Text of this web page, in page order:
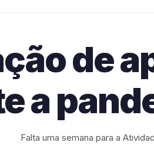
de
a
Falta uma semana para a